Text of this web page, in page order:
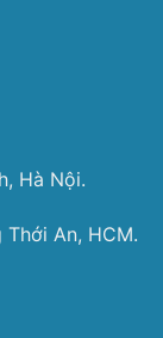
Hà Nội.
Thới An, HCM.